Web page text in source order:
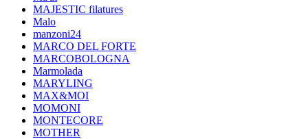
MAJESTIC filatures
Malo
manzoni24
MARCO DEL FORTE
MARCOBOLOGNA
Marmolada
MARYLING
MAX&MOI
MOMONI
MONTECORE
MOTHER